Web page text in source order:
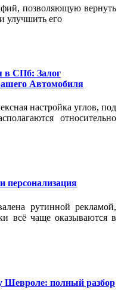
позволяющую вернуть
улучшить его
в СПб: Залог
Автомобиля
настройка углов, под
относительно
персонализация
рутинной рекламой,
всё чаще оказываются в
Шевроле: полный разбор